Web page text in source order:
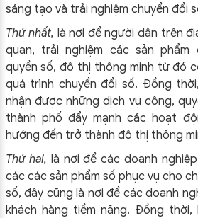
sáng tạo và trải nghiệm chuyển đổi
Thứ nhất, là nơi để người dân trên
quan, trải nghiệm các sản phẩm
quyền số, đô thị thông minh từ đó
quá trình chuyển đổi số. Đồng
nhận được những dịch vụ công,
thành phố đẩy mạnh các hoạt
hướng đến trở thành đô thị thông
Thứ hai, là nơi để các doanh
các các sản phẩm số phục vụ cho
số, đây cũng là nơi để các doanh
khách hàng tiềm năng. Đồng